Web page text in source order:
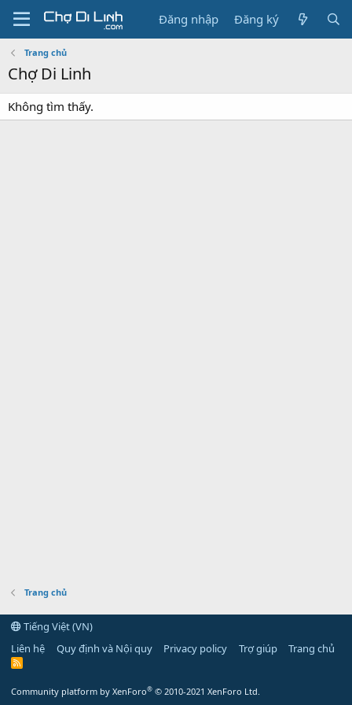
Đăng nhập Đăng ký
Trang chủ
Chợ Di Linh
Không tìm thấy.
Trang chủ
Tiếng Việt (VN)
Liên hệ
Quy định và Nội quy Privacy policy Trợ giúp Trang chủ
R
Community platform by XenForo® © 2010-2021 XenForo Ltd.